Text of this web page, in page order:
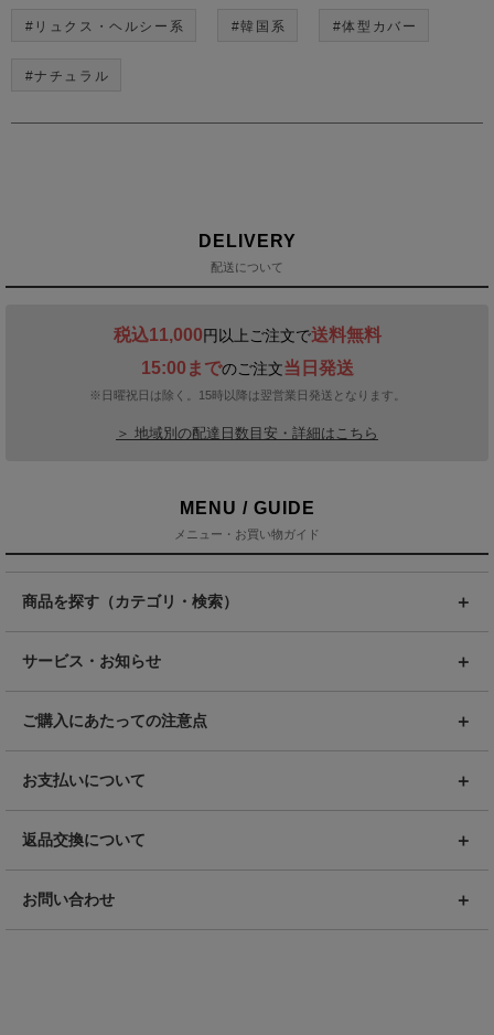
#リュクス・ヘルシー系 #韓国系 #体型カバー
#ナチュラル
DELIVERY
配送について
税込11,000円以上ご注文で送料無料
15:00までのご注文当日発送
※日曜祝日は除く。15時以降は翌営業日発送となります。
＞ 地域別の配達日数目安・詳細はこちら
MENU / GUIDE
メニュー・お買い物ガイド
商品を探す（カテゴリ・検索）
サービス・お知らせ
ご購入にあたっての注意点
お支払いについて
返品交換について
お問い合わせ